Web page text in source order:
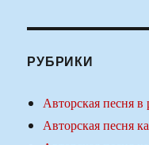
РУБРИКИ
Авторская песня в
Авторская песня